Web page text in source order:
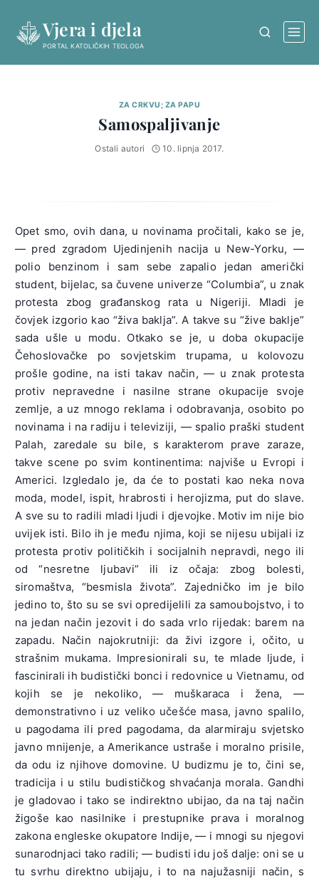
content
Vjera i djela
PORTAL KATOLIČKIH TEOLOGA
ZA CRKVU; ZA PAPU
Samospaljivanje
Ostali autori 10. lipnja 2017.
Opet smo, ovih dana, u novinama pročitali, kako se je,
— pred zgradom Ujedinjenih nacija u New-Yorku, —
polio benzinom i sam sebe zapalio jedan američki
student, bijelac, sa čuvene univerze “Columbia”, u znak
protesta zbog građanskog rata u Nigeriji. Mladi je
čovjek izgorio kao “živa baklja”. A takve su “žive baklje”
sada ušle u modu. Otkako se je, u doba okupacije
Čehoslovačke po sovjetskim trupama, u kolovozu
prošle godine, na isti takav način, — u znak protesta
protiv nepravedne i nasilne strane okupacije svoje
zemlje, a uz mnogo reklama i odobravanja, osobito po
novinama i na radiju i televiziji, — spalio praški student
Palah, zaredale su bile, s karakterom prave zaraze,
takve scene po svim kontinentima: najviše u Evropi i
Americi. Izgledalo je, da će to postati kao neka nova
moda, model, ispit, hrabrosti i herojizma, put do slave.
A sve su to radili mladi ljudi i djevojke. Motiv im nije bio
uvijek isti. Bilo ih je među njima, koji se nijesu ubijali iz
protesta protiv političkih i socijalnih nepravdi, nego ili
od “nesretne ljubavi” ili iz očaja: zbog bolesti,
siromaštva, “besmisla života”. Zajedničko im je bilo
jedino to, što su se svi opredijelili za samoubojstvo, i to
na jedan način jezovit i do sada vrlo rijedak: barem na
zapadu. Način najokrutniji: da živi izgore i, očito, u
strašnim mukama. Impresionirali su, te mlade ljude, i
fascinirali ih budistički bonci i redovnice u Vietnamu, od
kojih se je nekoliko, — muškaraca i žena, —
demonstrativno i uz veliko učešće masa, javno spalilo,
u pagodama ili pred pagodama, da alarmiraju svjetsko
javno mnijenje, a Amerikance ustraše i moralno prisile,
da odu iz njihove domovine. U budizmu je to, čini se,
tradicija i u stilu budističkog shvaćanja morala. Gandhi
je gladovao i tako se indirektno ubijao, da na taj način
žigoše kao nasilnike i prestupnike prava i moralnog
zakona engleske okupatore Indije, — i mnogi su njegovi
sunarodnjaci tako radili; — budisti idu još dalje: oni se u
tu svrhu direktno ubijaju, i to na najužasniji način, s